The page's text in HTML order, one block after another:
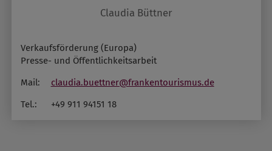
Claudia Büttner
Verkaufsförderung (Europa)
Presse- und Öffentlichkeitsarbeit
Mail:
claudia.buettner@frankentourismus.de
Tel.:
+49 911 94151 18